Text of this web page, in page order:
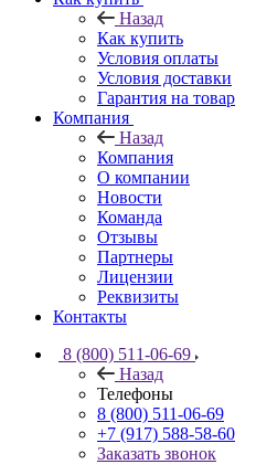
Назад
Как купить
Условия оплаты
Условия доставки
Гарантия на товар
Компания
Назад
Компания
О компании
Новости
Команда
Отзывы
Партнеры
Лицензии
Реквизиты
Контакты
8 (800) 511-06-69
Назад
Телефоны
8 (800) 511-06-69
+7 (917) 588-58-60
Заказать звонок